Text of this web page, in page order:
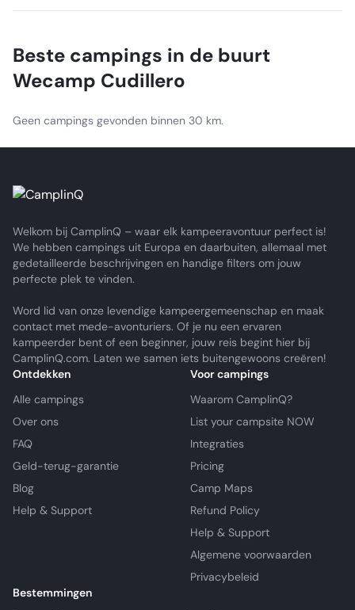
promoties die je kunt bekijken voor een bijzondere
Beste campings in de buurt
Wecamp Cudillero
Geen campings gevonden binnen 30 km.
Welkom bij CamplinQ – waar elk kampeeravontuur perfect is!
We hebben campings uit Europa en daarbuiten, allemaal met
gedetailleerde beschrijvingen en handige filters om jouw
perfecte plek te vinden.
Word lid van onze levendige kampeergemeenschap en maak
contact met mede-avonturiers. Of je nu een ervaren
kampeerder bent of een beginner, jouw reis begint hier bij
CamplinQ.com. Laten we samen iets buitengewoons creëren!
Ontdekken
Alle campings
Over ons
FAQ
Geld-terug-garantie
Blog
Help & Support
Voor campings
Waarom CamplinQ?
List your campsite NOW
Integraties
Pricing
Camp Maps
Refund Policy
Help & Support
Algemene voorwaarden
Privacybeleid
Bestemmingen